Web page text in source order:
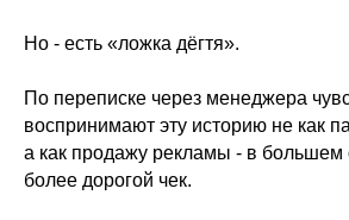
Но - есть «ложка дёгтя».
По переписке через менеджера
воспринимают эту историю не как
а как продажу рекламы - в большем
более дорогой чек.